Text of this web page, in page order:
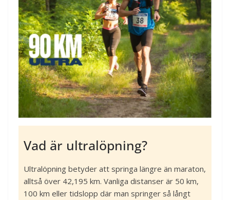
Vad är ultralöpning?
Ultralöpning betyder att springa längre än maraton,
alltså över 42,195 km. Vanliga distanser är 50 km,
100 km eller tidslopp där man springer så långt